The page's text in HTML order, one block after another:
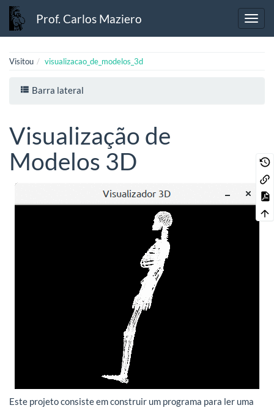
Prof. Carlos Maziero
Visitou visualizacao_de_modelos_3d
Barra lateral
Visualização de
Modelos 3D
Este projeto consiste em construir um programa para ler uma